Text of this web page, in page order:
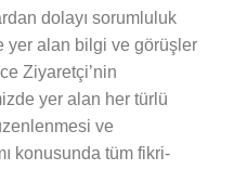
dolayı sorumluluk
yer alan bilgi ve görüşler
Ziyaretçi’nin
yer alan her türlü
ve
konusunda tüm fikri-